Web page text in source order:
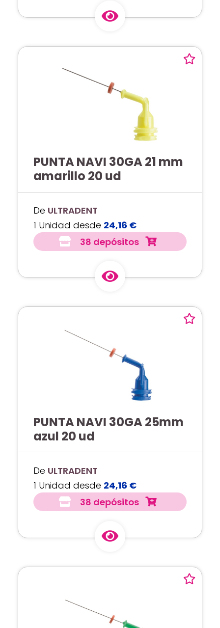
PUNTA NAVI 30GA 21 mm
amarillo 20 ud
De ULTRADENT
1 Unidad desde 24,16 €
38 depósitos
PUNTA NAVI 30GA 25mm
azul 20 ud
De ULTRADENT
1 Unidad desde 24,16 €
38 depósitos